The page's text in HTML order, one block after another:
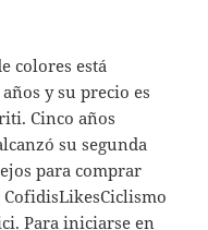
colores está
y su precio es
Cinco años
su segunda
para comprar
Para iniciarse en